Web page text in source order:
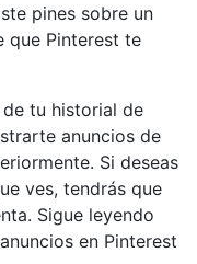
pines sobre un
que Pinterest te
tu historial de
anuncios de
Si deseas
ves, tendrás que
Sigue leyendo
en Pinterest